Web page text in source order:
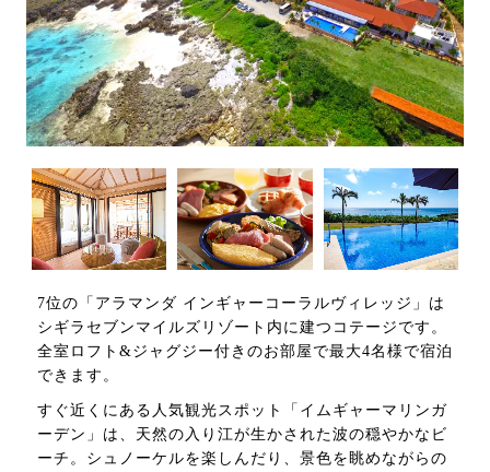
7位の「アラマンダ インギャーコーラルヴィレッジ」は
シギラセブンマイルズリゾート内に建つコテージです。
全室ロフト&ジャグジー付きのお部屋で最大4名様で宿泊
できます。
すぐ近くにある人気観光スポット「イムギャーマリンガ
ーデン」は、天然の入り江が生かされた波の穏やかなビ
ーチ。シュノーケルを楽しんだり、景色を眺めながらの